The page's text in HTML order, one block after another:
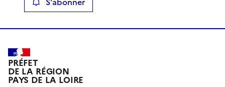
PRÉFET
DE LA RÉGION
PAYS DE LA LOIRE